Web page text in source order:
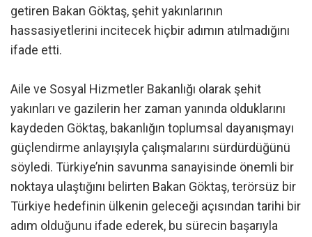
getiren Bakan Göktaş, şehit yakınlarının
hassasiyetlerini incitecek hiçbir adımın atılmadığını
ifade etti.
Aile ve Sosyal Hizmetler Bakanlığı olarak şehit
yakınları ve gazilerin her zaman yanında olduklarını
kaydeden Göktaş, bakanlığın toplumsal dayanışmayı
güçlendirme anlayışıyla çalışmalarını sürdürdüğünü
söyledi. Türkiye’nin savunma sanayisinde önemli bir
noktaya ulaştığını belirten Bakan Göktaş, terörsüz bir
Türkiye hedefinin ülkenin geleceği açısından tarihi bir
adım olduğunu ifade ederek, bu sürecin başarıyla